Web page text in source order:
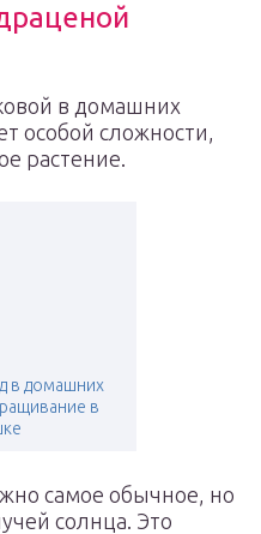
в домашних
особой сложности,
растение.
в домашних
в
самое обычное, но
солнца. Это